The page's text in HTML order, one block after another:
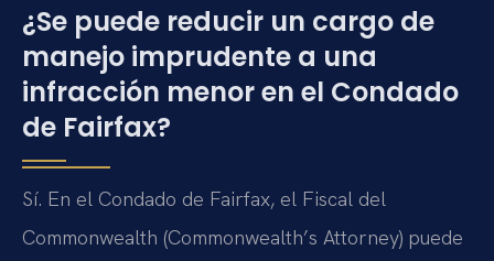
¿Se puede reducir un cargo de
manejo imprudente a una
infracción menor en el Condado
de Fairfax?
Sí. En el Condado de Fairfax, el Fiscal del
Commonwealth (Commonwealth’s Attorney) puede